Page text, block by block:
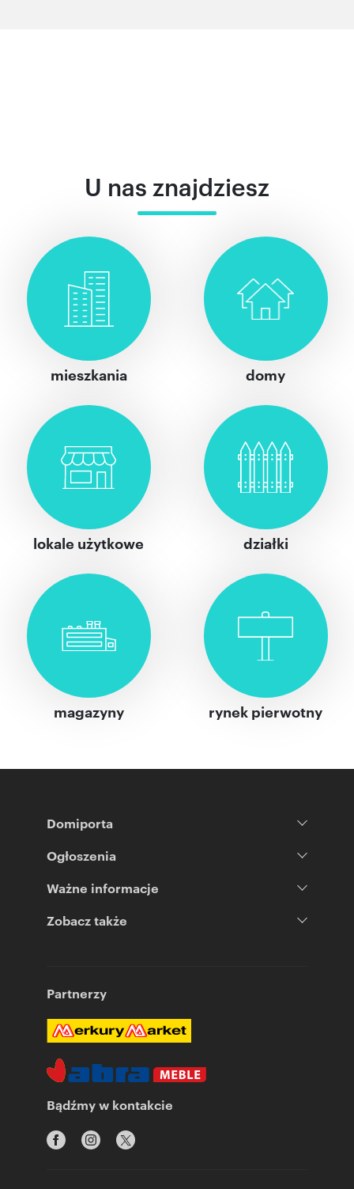
U nas znajdziesz
mieszkania domy
lokale użytkowe działki
magazyny rynek pierwotny
Domiporta
Ogłoszenia
Ważne informacje
Zobacz także
Partnerzy
Bądźmy w kontakcie